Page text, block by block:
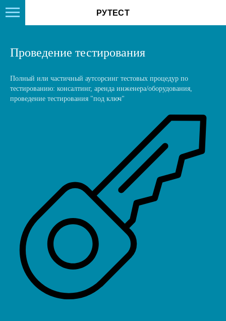
РУТЕСТ
Проведение тестирования
Полный или частичный аутсорсинг тестовых процедур по
тестированию: консалтинг, аренда инженера/оборудования,
проведение тестирования "под ключ"